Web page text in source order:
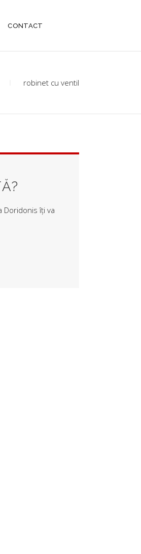
CONTACT
robinet cu ventil
Doridonis îți va